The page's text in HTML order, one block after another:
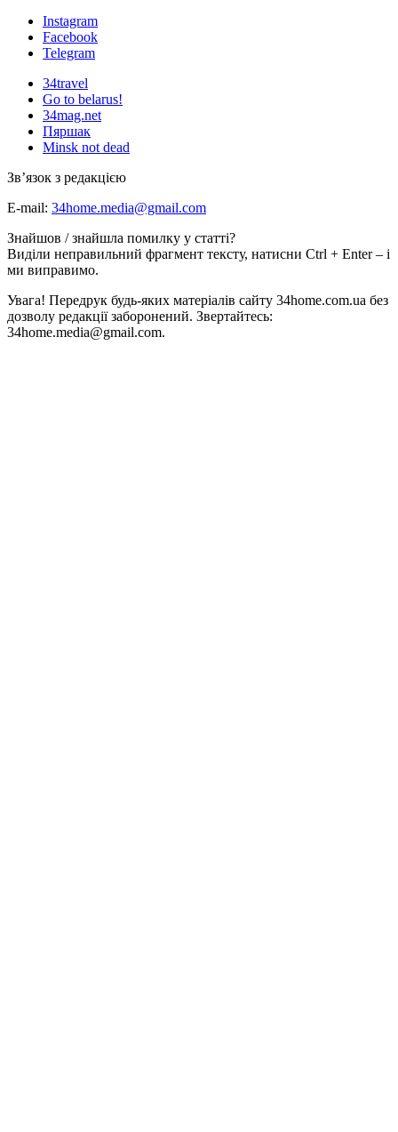
Instagram
Facebook
Telegram
34travel
Go to belarus!
34mag.net
Пяршак
Minsk not dead
Зв’язок з редакцією
E-mail: 34home.media@gmail.com
Знайшов / знайшла помилку у статті?
Виділи неправильний фрагмент тексту, натисни Ctrl + Enter – і
ми виправимо.
Увага! Передрук будь-яких матеріалів сайту 34home.com.ua без
дозволу редакції заборонений. Звертайтесь:
34home.media@gmail.com.